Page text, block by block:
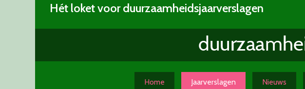
Hét loket voor duurzaamheidsjaarverslagen
Home Jaarverslagen Nieuws